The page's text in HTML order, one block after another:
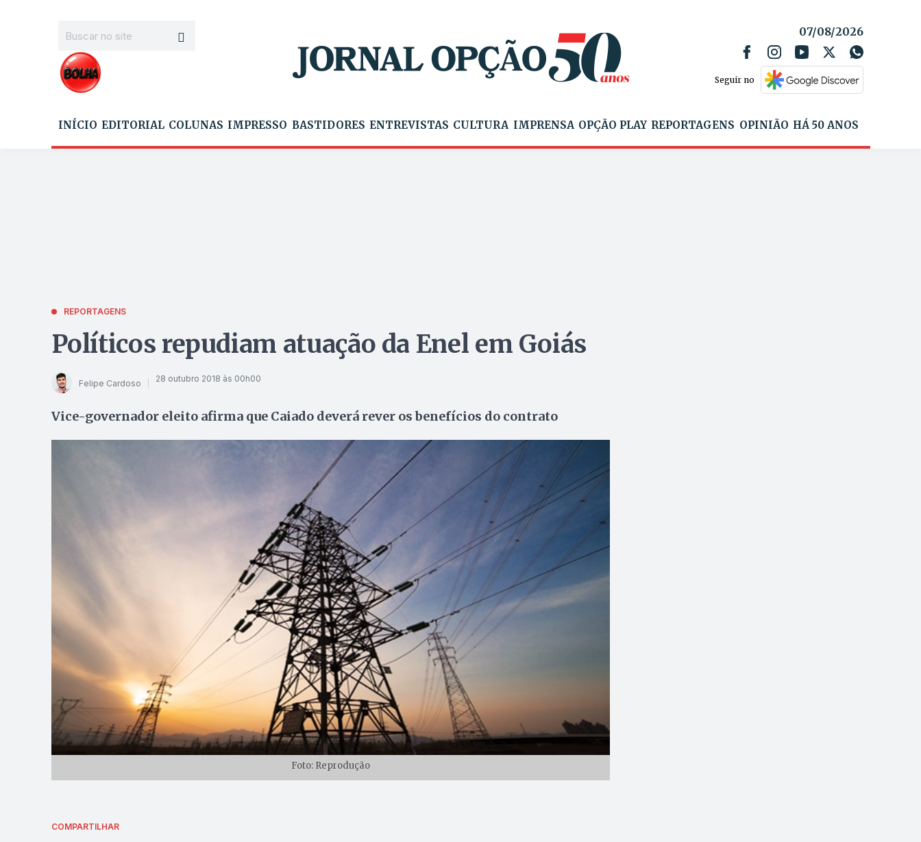
07/08/2026
Seguir no
INÍCIO EDITORIAL COLUNAS IMPRESSO BASTIDORES ENTREVISTAS CULTURA IMPRENSA OPÇÃO PLAY REPORTAGENS OPINIÃO HÁ 50 ANOS
REPORTAGENS
Políticos repudiam atuação da Enel em Goiás
Felipe Cardoso 28 outubro 2018 às 00h00
Vice-governador eleito afirma que Caiado deverá rever os benefícios do contrato
Foto: Reprodução
COMPARTILHAR